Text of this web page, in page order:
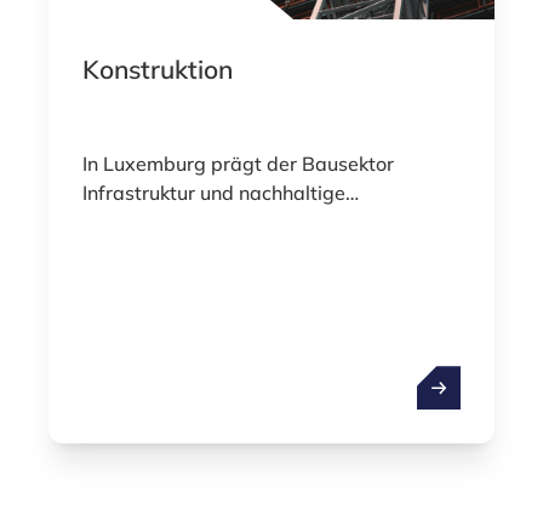
Konstruktion
In Luxemburg prägt der Bausektor
Infrastruktur und nachhaltige
Konstruktion